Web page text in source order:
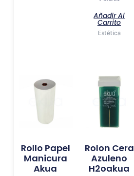
Añadir Al
Carrito
Estética
Rollo Papel
Manicura
Akua
Rolon Cera
Azuleno
H2oakua